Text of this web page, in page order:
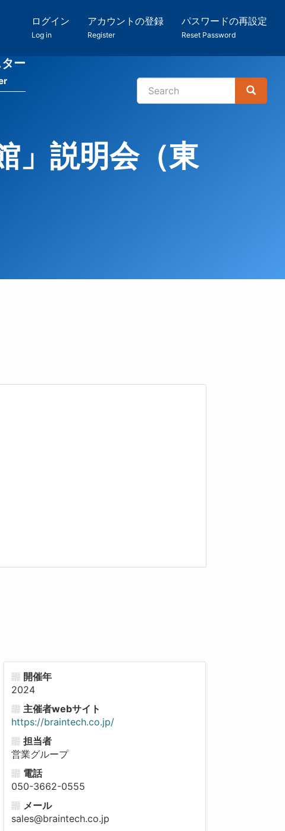
ログイン
Log in
アカウントの登録
Register
パスワードの再設定
Reset Password
ー
検
Search
Search
」説明会（東
開催年
2024
主催者webサイト
https://braintech.co.jp/
担当者
営業グループ
電話
050-3662-0555
メール
sales@braintech.co.jp